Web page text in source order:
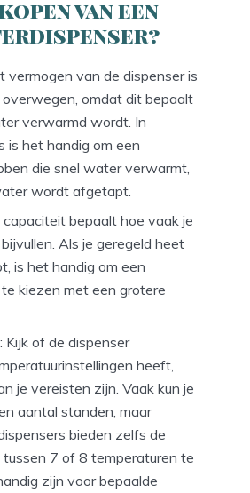
van een
vermogen van de dispenser is
omdat dit bepaalt
verwarmd wordt. In
is het handig om een
die snel water verwarmt,
wordt afgetapt.
bepaalt hoe vaak je
Als je geregeld heet
is het handig om een
kiezen met een grotere
Kijk of de dispenser
heeft,
je vereisten zijn. Vaak kun je
aantal standen, maar
bieden zelfs de
tussen 7 of 8 temperaturen te
zijn voor bepaalde